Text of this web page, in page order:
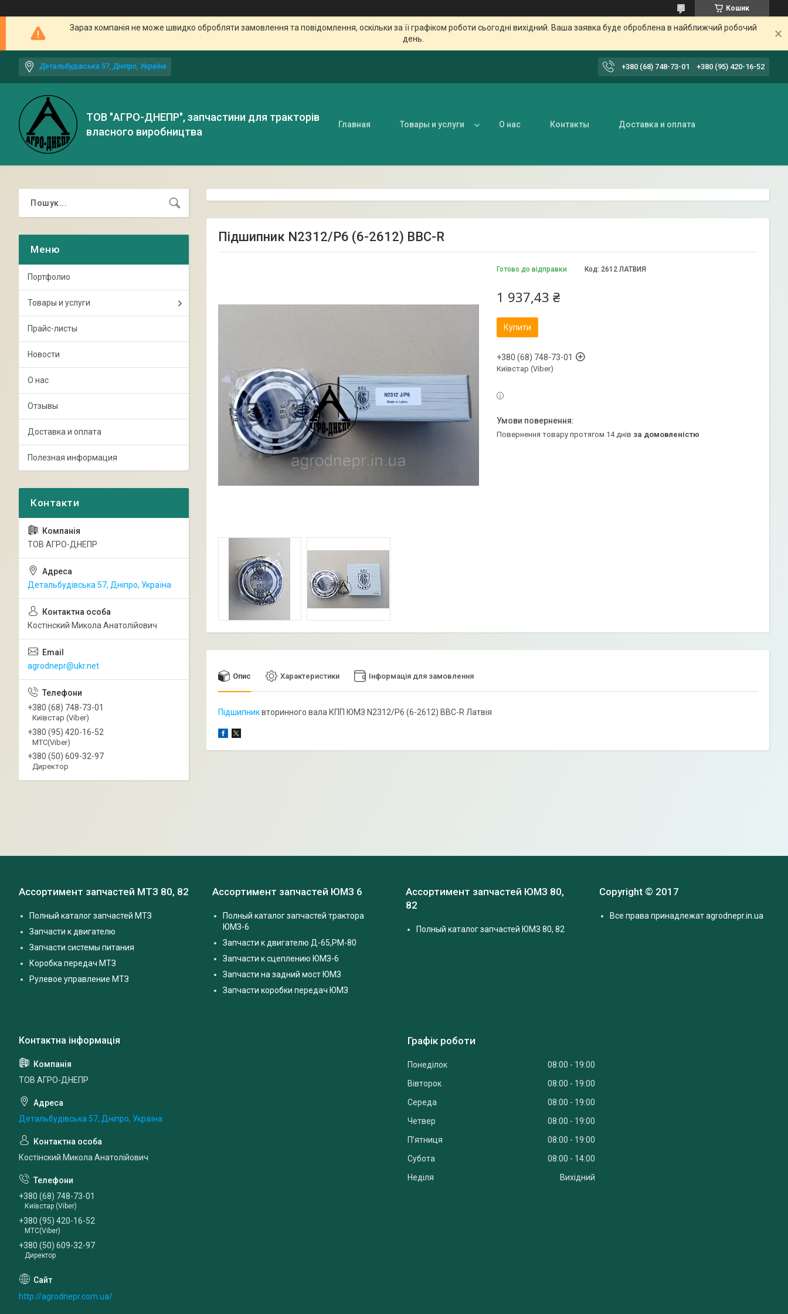
Кошик
Зараз компанія не може швидко обробляти замовлення та повідомлення, оскільки за її графіком роботи сьогодні вихідний. Ваша заявка буде оброблена в найближчий робочий
день.
Детальбудівська 57, Дніпро, Україна +380 (68) 748-73-01 +380 (95) 420-16-52
ТОВ "АГРО-ДНЕПР", запчастини для тракторів
власного виробництва
Главная Товары и услуги О нас Контакты Доставка и оплата
Підшипник N2312/P6 (6-2612) BBC-R
Готово до відправки Код: 2612 ЛАТВИЯ
1 937,43 ₴
Купити
+380 (68) 748-73-01
Київстар (Viber)
повернення товару протягом 14 днів за домовленістю
Опис Характеристики Інформація для замовлення
Підшипниквторинного вала КПП ЮМЗ N2312/P6 (6-2612) BBC-R Латвія
Портфолио
Товары и услуги
Прайс-листы
Новости
О нас
Отзывы
Доставка и оплата
Полезная информация
ТОВ АГРО-ДНЕПР
Детальбудівська 57, Дніпро, Україна
Костінский Микола Анатолійович
agrodnepr@ukr.net
+380 (68) 748-73-01
Київстар (Viber)
+380 (95) 420-16-52
МТС(Viber)
+380 (50) 609-32-97
Директор
Ассортимент запчастей МТЗ 80, 82
Полный каталог запчастей МТЗ
Запчасти к двигателю
Запчасти системы питания
Коробка передач МТЗ
Рулевое управление МТЗ
Ассортимент запчастей ЮМЗ 6
Полный каталог запчастей трактора
ЮМЗ-6
Запчасти к двигателю Д-65,РМ-80
Запчасти к сцеплению ЮМЗ-6
Запчасти на задний мост ЮМЗ
Запчасти коробки передач ЮМЗ
Ассортимент запчастей ЮМЗ 80,
82
Полный каталог запчастей ЮМЗ 80, 82
Copyright © 2017
Все права принадлежат agrodnepr.in.ua
ТОВ АГРО-ДНЕПР
Детальбудівська 57, Дніпро, Україна
Костінский Микола Анатолійович
+380 (68) 748-73-01
Київстар (Viber)
+380 (95) 420-16-52
МТС(Viber)
+380 (50) 609-32-97
Директор
http://agrodnepr.com.ua/
Графік роботи
Понеділок 08:00
19:00
Вівторок
08:00
19:00
Середа
08:00
19:00
Четвер
08:00
19:00
Пʼятниця
08:00
19:00
Субота
08:00
14:00
Неділя
Вихідний